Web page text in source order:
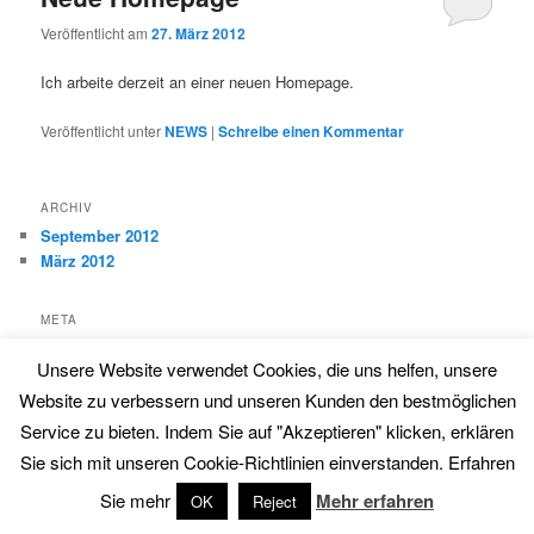
Veröffentlicht am27. März 2012
Ich arbeite derzeit an einer neuen Homepage.
Veröffentlicht unterNEWS |Schreibe einen Kommentar
ARCHIV
September 2012
März 2012
META
Datenschutzerklärung Stolz präsentiert von WordPress
Unsere Website verwendet Cookies, die uns helfen, unsere
Website zu verbessern und unseren Kunden den bestmöglichen
Service zu bieten. Indem Sie auf "Akzeptieren" klicken, erklären
Sie sich mit unseren Cookie-Richtlinien einverstanden. Erfahren
Sie mehr
OK Reject Mehr erfahren